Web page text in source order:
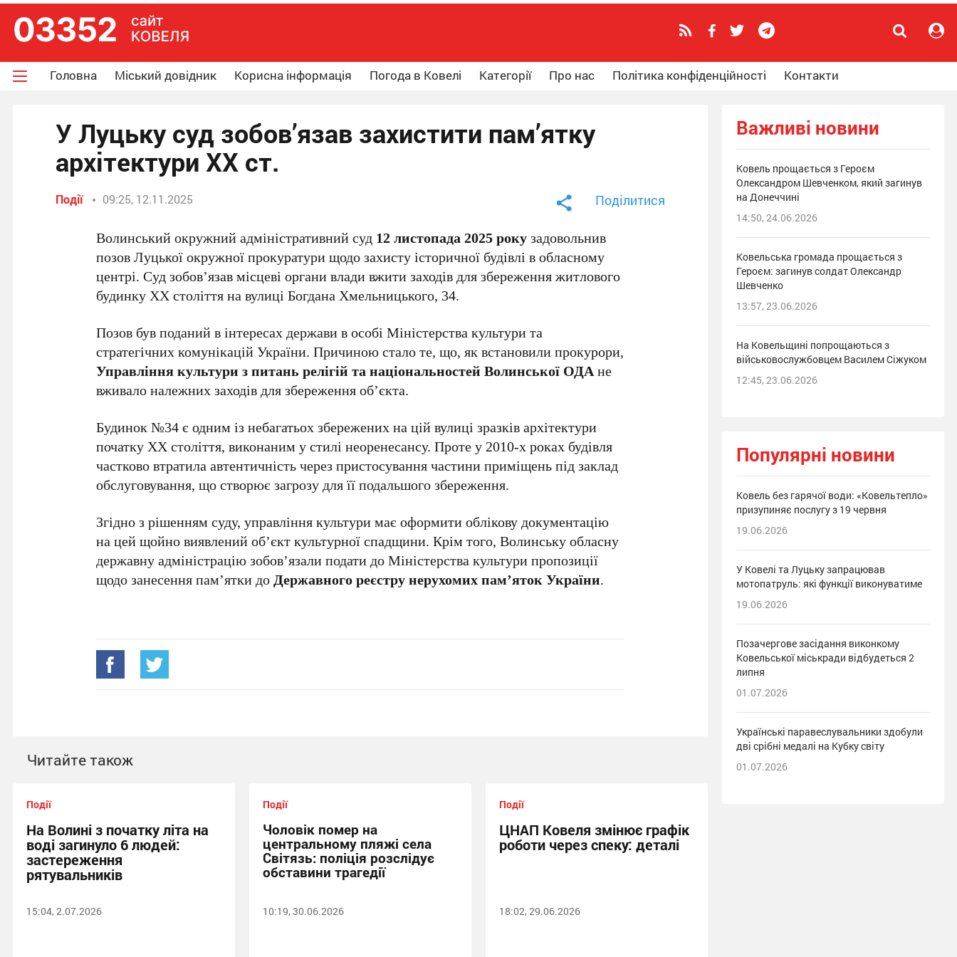
Головна Міський довідник Корисна інформація Погода в Ковелі Категорії Про нас Політика конфіденційності Контакти
У Луцьку суд зобов’язав захистити пам’ятку
архітектури XX ст.
Події 09:25, 12.11.2025 Поділитися
Волинський окружний адміністративний суд 12 листопада 2025 рокузадовольнив
позов Луцької окружної прокуратури щодо захисту історичної будівлі в обласному
центрі. Суд зобов’язав місцеві органи влади вжити заходів для збереження житлового
будинку ХХ століття на вулиці Богдана Хмельницького, 34.
Позов був поданий в інтересах держави в особі Міністерства культури та
стратегічних комунікацій України. Причиною стало те, що, як встановили прокурори,
Управління культури з питань релігій та національностей Волинської ОДАне
вживало належних заходів для збереження об’єкта.
Будинок №34 є одним із небагатьох збережених на цій вулиці зразків архітектури
початку ХХ століття, виконаним у стилі неоренесансу. Проте у 2010-х роках будівля
частково втратила автентичність через пристосування частини приміщень під заклад
обслуговування, що створює загрозу для її подальшого збереження.
Згідно з рішенням суду, управління культури має оформити облікову документацію
на цей щойно виявлений об’єкт культурної спадщини. Крім того, Волинську обласну
державну адміністрацію зобов’язали подати до Міністерства культури пропозиції
щодо занесення пам’ятки доДержавного реєстру нерухомих пам’яток України.
Читайте також
Події
На Волині з початку літа на
воді загинуло 6 людей:
застереження
рятувальників
15:04, 2.07.2026
Події
Чоловік помер на
центральному пляжі села
Світязь: поліція розслідує
обставини трагедії
10:19, 30.06.2026
Події
ЦНАП Ковеля змінює графік
роботи через спеку: деталі
18:02, 29.06.2026
Важливі новини
Ковель прощається з Героєм
Олександром Шевченком, який загинув
на Донеччині
14:50, 24.06.2026
Ковельська громада прощається з
Героєм: загинув солдат Олександр
Шевченко
13:57, 23.06.2026
На Ковельщині попрощаються з
військовослужбовцем Василем Сіжуком
12:45, 23.06.2026
Популярні новини
Ковель без гарячої води: «Ковельтепло»
призупиняє послугу з 19 червня
19.06.2026
У Ковелі та Луцьку запрацював
мотопатруль: які функції виконуватиме
19.06.2026
Позачергове засідання виконкому
Ковельської міськради відбудеться 2
липня
01.07.2026
Українські паравеслувальники здобули
дві срібні медалі на Кубку світу
01.07.2026